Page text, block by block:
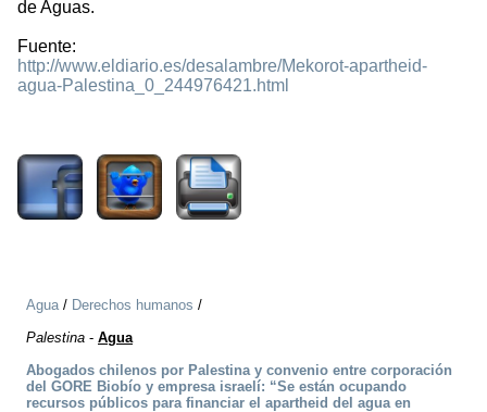
de Aguas.
Fuente:
http://www.eldiario.es/desalambre/Mekorot-apartheid-
agua-Palestina_0_244976421.html
Agua/ Derechos humanos /
Palestina - Agua
Abogados chilenos por Palestina y convenio entre corporación
del GORE Biobío y empresa israelí: “Se están ocupando
recursos públicos para financiar el apartheid del agua en